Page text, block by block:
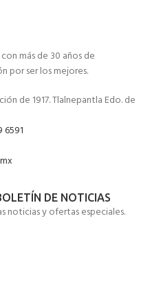
más de 30 años de
por ser los mejores.
de 1917. Tlalnepantla Edo. de
6591
DE NOTICIAS
noticias y ofertas especiales.